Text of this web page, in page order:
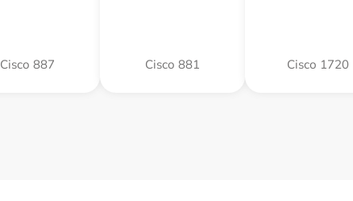
Cisco 887 Cisco 881 Cisco 1720